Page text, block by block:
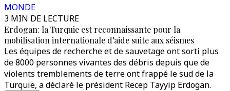
MONDE
3 MIN DE LECTURE
Erdogan: la Turquie est reconnaissante pour la
mobilisation internationale d’aide suite aux séismes
Les équipes de recherche et de sauvetage ont sorti plus
de 8000 personnes vivantes des débris depuis que de
violents tremblements de terre ont frappé le sud de la
Turquie, a déclaré le président Recep Tayyip Erdogan.